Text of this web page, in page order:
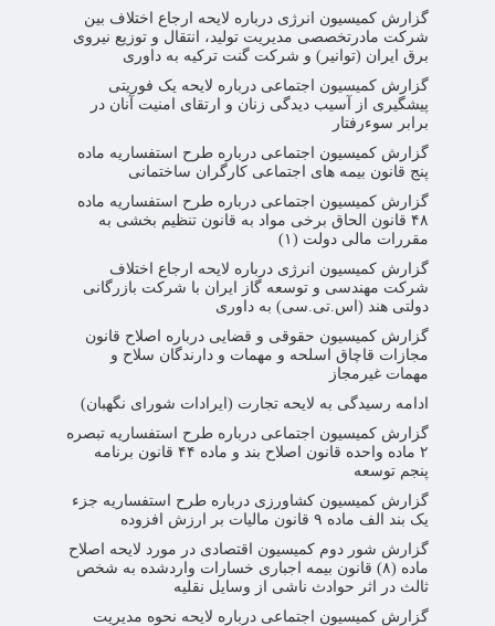
گزارش کمیسیون انرژی درباره لایحه ارجاع اختلاف بین
شرکت مادرتخصصی مدیریت تولید، انتقال و توزیع نیروی
برق ایران (توانیر) و شرکت گنت ترکیه به داوری
گزارش کمیسیون اجتماعی درباره لایحه یک فوریتی
پیشگیری از آسیب دیدگی زنان و ارتقای امنیت آنان در
برابر سوءرفتار
گزارش کمیسیون اجتماعی درباره طرح استفساریه ماده
پنج قانون بیمه های اجتماعی کارگران ساختمانی
گزارش کمیسیون اجتماعی درباره طرح استفساریه ماده
۴۸ قانون الحاق برخی مواد به قانون تنظیم بخشی به
مقررات مالی دولت (۱)
گزارش کمیسیون انرژی درباره لایحه ارجاع اختلاف
شرکت مهندسی و ‌توسعه گاز ایران با شرکت بازرگانی
دولتی هند (اس.تی.سی) به داوری
گزارش کمیسیون حقوقی ‌و قضایی درباره اصلاح قانون
مجازات قاچاق اسلحه و مهمات و دارندگان سلاح و
مهمات غیرمجاز
ادامه رسیدگی به لایحه تجارت (ایرادات شورای نگهبان)
گزارش کمیسیون اجتماعی درباره طرح استفساریه تبصره
۲ ماده واحده قانون اصلاح بند و ماده ۴۴ قانون برنامه
پنجم توسعه
گزارش کمیسیون کشاورزی درباره طرح استفساریه جزء
یک بند الف ماده ۹ قانون مالیات بر ارزش افزوده
گزارش شور دوم کمیسیون اقتصادی در مورد لایحه اصلاح
ماده (۸) قانون بیمه اجباری خسارات واردشده به شخص
ثالث در اثر حوادث ناشی از وسایل نقلیه
گزارش کمیسیون اجتماعی درباره لایحه نحوه مدیریت